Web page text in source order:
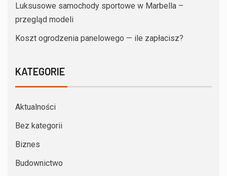
Luksusowe samochody sportowe w Marbella –
przegląd modeli
Koszt ogrodzenia panelowego — ile zapłacisz?
KATEGORIE
Aktualności
Bez kategorii
Biznes
Budownictwo